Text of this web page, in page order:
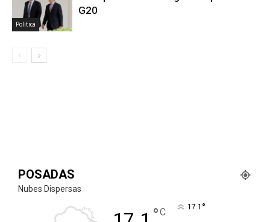
Politica
G20
POSADAS
Nubes Dispersas
°C 17.1 °